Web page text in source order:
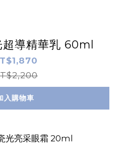
超導精華乳 60ml
入購物車